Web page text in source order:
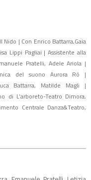
| Con Enrico Battarra,Gaia
Lippi Pagliai | Assistente alla
Pratelli, Adele Ariola |
del suono Aurora Rò |
Battarra, Matilde Magli |
di L’arboreto-Teatro Dimora,
Centrale Danza&Teatro,